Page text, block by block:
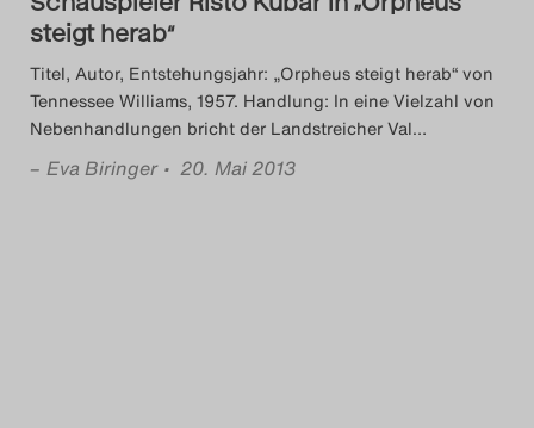
steigt herab“
Titel, Autor, Entstehungsjahr: „Orpheus steigt herab“ von
Tennessee Williams, 1957. Handlung: In eine Vielzahl von
Nebenhandlungen bricht der Landstreicher Val…
– Eva Biringer • 20. Mai 2013